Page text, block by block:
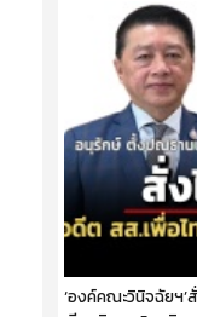
‘องค์คณะวินิจฉัยฯ’